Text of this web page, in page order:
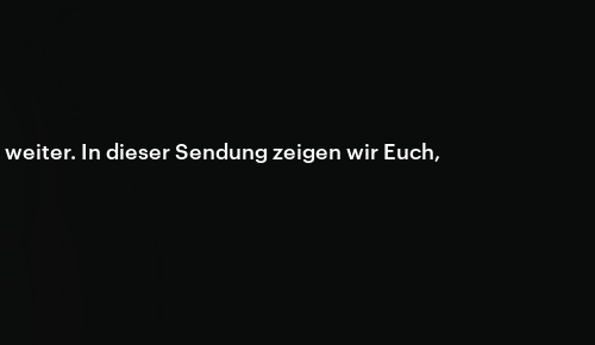
In dieser Sendung zeigen wir Euch,